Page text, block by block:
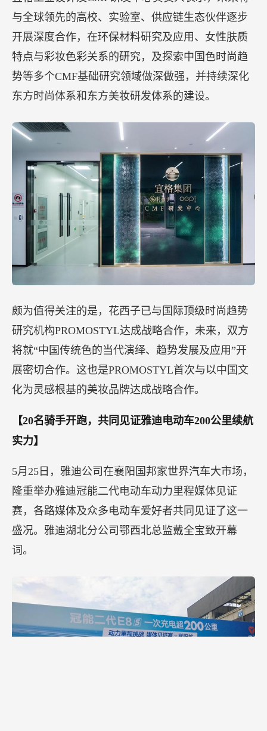
【花西子成立CMF实验室 并与法国趋势研究机构
PROMOSTYL达成战略合作】
5月17日，杭州，花西子母公司宜格集团宣布旗下的
CMF实验室正式揭幕并投入使用，这是国内首次有
美妆品牌建立CMF实验室。
宜格工业设计及CMF研发中心负责人表示，未来将
与全球领先的高校、实验室、供应链生态伙伴逐步
开展深度合作，在环保材料研究及应用、女性肤质
特点与彩妆色彩关系的研究，及探索中国色时尚趋
势等多个CMF基础研究领域做深做强，并持续深化
东方时尚体系和东方美妆研发体系的建设。
颇为值得关注的是，花西子已与国际顶级时尚趋势
研究机构PROMOSTYL达成战略合作，未来，双方
将就“中国传统色的当代演绎、趋势发展及应用”开
展密切合作。这也是PROMOSTYL首次与以中国文
化为灵感根基的美妆品牌达成战略合作。
【20名骑手开跑，共同见证雅迪电动车200公里续航
5月25日，雅迪公司在襄阳国邦家世界汽车大市场，
隆重举办雅迪冠能二代电动车动力里程媒体见证